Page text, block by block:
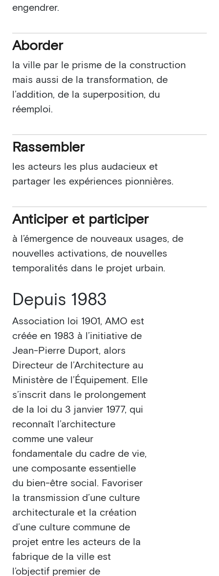
engendrer.
Aborder
la ville par le prisme de la construction
mais aussi de la transformation, de
l’addition, de la superposition, du
réemploi.
Rassembler
les acteurs les plus audacieux et
partager les expériences pionnières.
Anticiper et participer
à l’émergence de nouveaux usages, de
nouvelles activations, de nouvelles
temporalités dans le projet urbain.
Depuis 1983
Association loi 1901, AMO est
créée en 1983 à l’initiative de
Jean-Pierre Duport, alors
Directeur de l’Architecture au
Ministère de l’Équipement. Elle
s’inscrit dans le prolongement
de la loi du 3 janvier 1977, qui
reconnaît l’architecture
comme une valeur
fondamentale du cadre de vie,
une composante essentielle
du bien-être social. Favoriser
la transmission d’une culture
architecturale et la création
d’une culture commune de
projet entre les acteurs de la
fabrique de la ville est
l’objectif premier de